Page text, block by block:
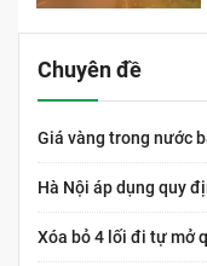
Chuyên đề
Giá vàng trong nước
Hà Nội áp dụng quy
Xóa bỏ 4 lối đi tự mở